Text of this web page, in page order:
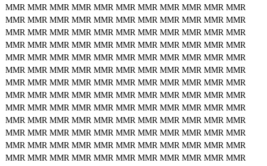
MMR MMR MMR MMR MMR MMR MMR MMR MMR MMR MMR
MMR MMR MMR MMR MMR MMR MMR MMR MMR MMR MMR
MMR MMR MMR MMR MMR MMR MMR MMR MMR MMR MMR
MMR MMR MMR MMR MMR MMR MMR MMR MMR MMR MMR
MMR MMR MMR MMR MMR MMR MMR MMR MMR MMR MMR
MMR MMR MMR MMR MMR MMR MMR MMR MMR MMR MMR
MMR MMR MMR MMR MMR MMR MMR MMR MMR MMR MMR
MMR MMR MMR MMR MMR MMR MMR MMR MMR MMR MMR
MMR MMR MMR MMR MMR MMR MMR MMR MMR MMR MMR
MMR MMR MMR MMR MMR MMR MMR MMR MMR MMR MMR
MMR MMR MMR MMR MMR MMR MMR MMR MMR MMR MMR
MMR MMR MMR MMR MMR MMR MMR MMR MMR MMR MMR
MMR MMR MMR MMR MMR MMR MMR MMR MMR MMR MMR